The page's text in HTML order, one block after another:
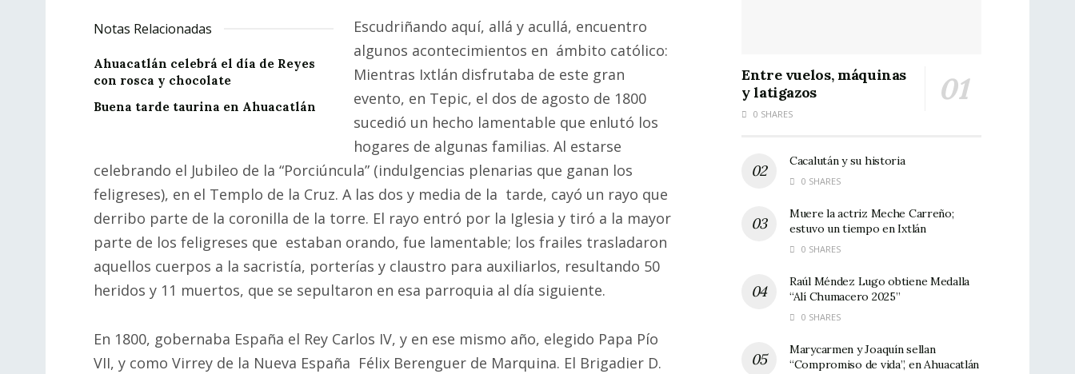
Notas Relacionadas
Ahuacatlán celebrá el día de Reyes
con rosca y chocolate
Buena tarde taurina en Ahuacatlán
Escudriñando aquí, allá y acullá, encuentro
algunos acontecimientos en ámbito católico:
Mientras Ixtlán disfrutaba de este gran
evento, en Tepic, el dos de agosto de 1800
sucedió un hecho lamentable que enlutó los
hogares de algunas familias. Al estarse
celebrando el Jubileo de la “Porciúncula” (indulgencias plenarias que ganan los
feligreses), en el Templo de la Cruz. A las dos y media de la tarde, cayó un rayo que
derribo parte de la coronilla de la torre. El rayo entró por la Iglesia y tiró a la mayor
parte de los feligreses que estaban orando, fue lamentable; los frailes trasladaron
aquellos cuerpos a la sacristía, porterías y claustro para auxiliarlos, resultando 50
heridos y 11 muertos, que se sepultaron en esa parroquia al día siguiente.
En 1800, gobernaba España el Rey Carlos IV, y en ese mismo año, elegido Papa Pío
VII, y como Virrey de la Nueva España Félix Berenguer de Marquina. El Brigadier D.
Entre vuelos, máquinas
y latigazos
0 SHARES
Cacalután y su historia
0 SHARES
Muere la actriz Meche Carreño;
estuvo un tiempo en Ixtlán
0 SHARES
Raúl Méndez Lugo obtiene Medalla
“Alí Chumacero 2025”
0 SHARES
Marycarmen y Joaquín sellan
“Compromiso de vida”, en Ahuacatlán